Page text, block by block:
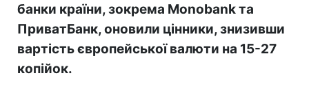
банки країни, зокрема Monobank та
ПриватБанк, оновили цінники, знизивши
вартість європейської валюти на 15-27
копійок.